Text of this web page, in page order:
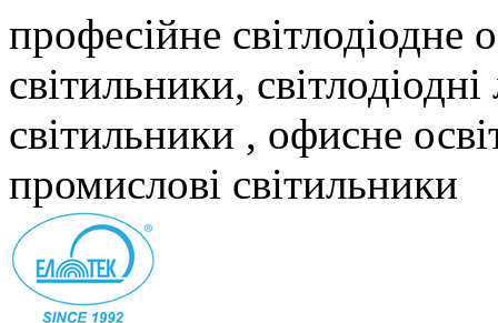
професійне світлодіодне
світильники,
світильники , офисне
промислові світильники